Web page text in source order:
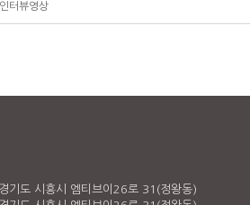
터뷰영상
도 시흥시 엠티브이26로 31(정왕동)